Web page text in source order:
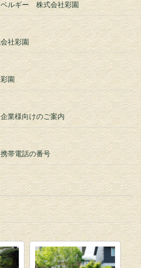
ギー 株式会社彩園
社彩園
園
業様向けのご案内
帯電話の番号